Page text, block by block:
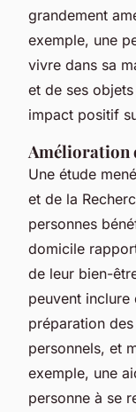
grandement
exemple, une
vivre dans sa
et de ses
impact positif
Amélioration
Une étude
et de la
personnes
domicile
de leur bien-
peuvent inclure
préparation
personnels, et
exemple, une
personne à se